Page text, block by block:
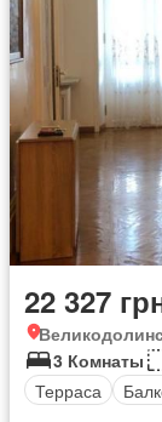
22 327
3 Комнаты
Терраса